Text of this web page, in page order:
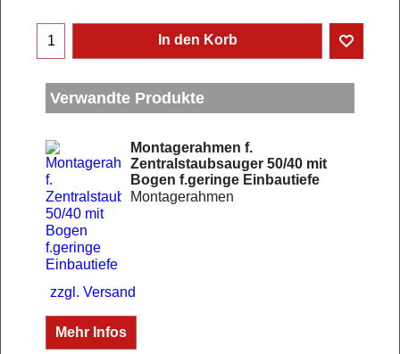
In den Korb
Verwandte Produkte
Montagerahmen f.
Zentralstaubsauger 50/40 mit
Bogen f.geringe Einbautiefe
Montagerahmen
zzgl. Versand
Mehr Infos